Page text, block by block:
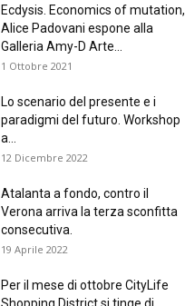
Ecdysis. Economics of mutation,
Alice Padovani espone alla
Galleria Amy-D Arte...
1 Ottobre 2021
Lo scenario del presente e i
paradigmi del futuro. Workshop
a...
12 Dicembre 2022
Atalanta a fondo, contro il
Verona arriva la terza sconfitta
consecutiva.
19 Aprile 2022
Per il mese di ottobre CityLife